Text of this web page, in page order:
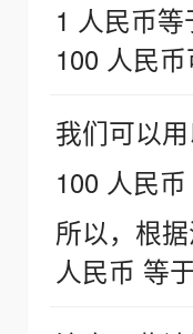
1 人民币
100 人民
我们可以用
100 人民
所以，根
人民币 等